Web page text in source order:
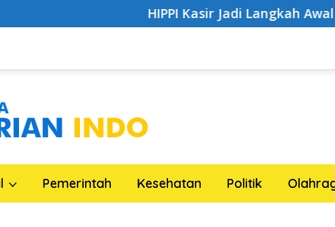
HIPPI Kasir Jadi Langkah Awal Transformasi
Pemerintah Kesehatan Politik